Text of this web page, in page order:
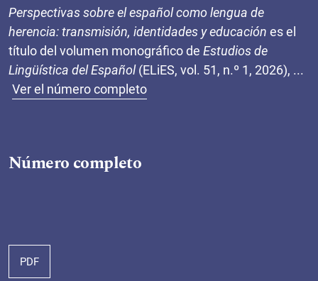
Perspectivas sobre el español como lengua de
herencia: transmisión, identidades y educación es el
título del volumen monográfico de Estudios de
Lingüística del Español(ELiES, vol. 51, n.º 1, 2026), ...
Ver el número completo
Número completo
PDF